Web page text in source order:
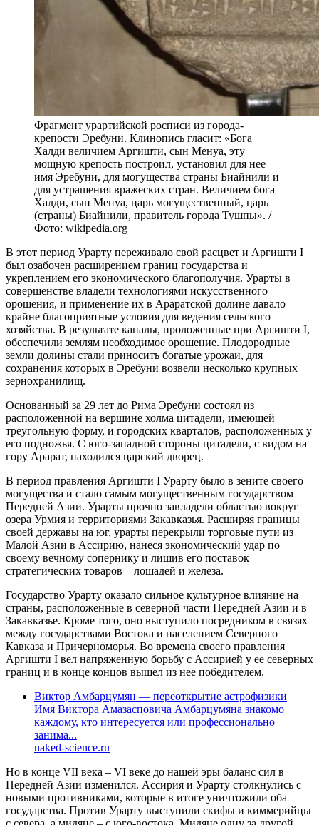
Фрагмент урартийской росписи из города-
крепости Эребуни. Клинопись гласит: «Бога
Халди величием Аргишти, сын Менуа, эту
мощную крепость построил, установил для нее
имя Эребуни, для могущества страны Биайнили и
для устрашения вражеских стран. Величием бога
Халди, сын Менуа, царь могущественный, царь
(страны) Биайнили, правитель города Тушпы». /
Фото: wikipedia.org
В этот период Урарту переживало свой расцвет и Аргишти I
был озабочен расширением границ государства и
укреплением его экономического благополучия. Урарты в
совершенстве владели технологиями искусственного
орошения, и применение их в Араратской долине давало
крайне благоприятные условия для ведения сельского
хозяйства. В результате каналы, проложенные при Аргишти I,
обеспечили землям необходимое орошение. Плодородные
земли долины стали приносить богатые урожаи, для
сохранения которых в Эребуни возвели несколько крупных
зернохранилищ.
Основанный за 29 лет до Рима Эребуни состоял из
расположенной на вершине холма цитадели, имеющей
треугольную форму, и городских кварталов, расположенных у
его подножья. С юго-западной стороны цитадели, с видом на
гору Арарат, находился царский дворец.
В период правления Аргишти I Урарту было в зените своего
могущества и стало самым могущественным государством
Передней Азии. Урарты прочно завладели областью вокруг
озера Урмия и территориями Закавказья. Расширяя границы
своей державы на юг, урарты перекрыли торговые пути из
Малой Азии в Ассирию, нанеся экономический удар по
своему вечному сопернику и лишив его поставок
стратегических товаров – лошадей и железа.
Государство Урарту оказало сильное культурное влияние на
страны, расположенные в северной части Передней Азии и в
Закавказье. Кроме того, оно выступило посредником в связях
между государствами Востока и населением Северного
Кавказа и Причерноморья. Во времена своего правления
Аргишти I вел напряженную борьбу с Ассирией у ее северных
границ и в конце концов вышел из нее победителем.
Виктор Амбарцумян — переоткрытие астрофизики
Имя Виктора Амазасповича Амбарцумяна знакомо
каждому, кто интересуется или профессионально
занима...
naked-science.ru
Но в конце VII века – VI веке до нашей эры баланс сил в
Передней Азии изменился. Ассирия и Урарту столкнулись с
новыми противниками, которые в итоге уничтожили оба
государства. Против Урарту выступили скифы и киммерийцы